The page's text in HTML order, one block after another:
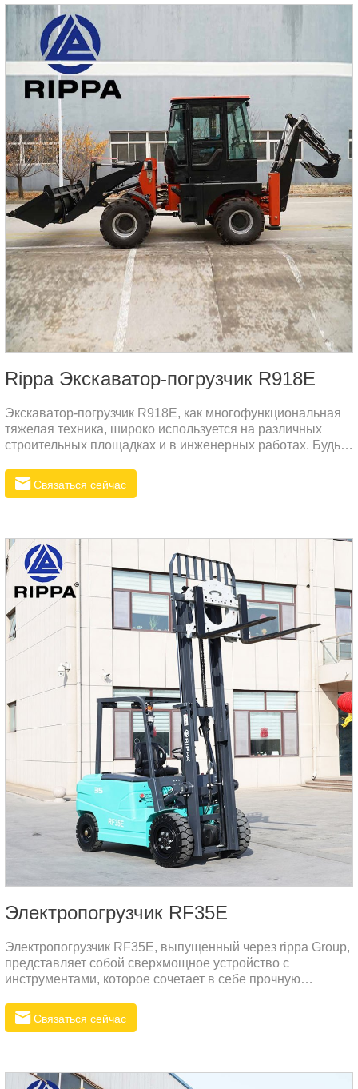
земляные работы и добыча руды, улучшая
производительность работы.Высокая топливная
эффективностьДвигатель Doosan использует передовые
технологии топливного сжигания, обеспечивая отличную
экономию топлива.
Rippa Экскаватор-погрузчик R918E
Экскаватор-погрузчик R918E, как многофункциональная
тяжелая техника, широко используется на различных
строительных площадках и в инженерных работах. Будь
строительство, реконструкция сельскохозяйственных
угодий или строительство водохозяйственных объектов,
эксплуатационными потребностями благодаря своим
мощным функциям и гибкости.
Связаться сейчас
Электропогрузчик RF35E
Электропогрузчик RF35E, выпущенный через rippa Group,
представляет собой сверхмощное устройство с
инструментами, которое сочетает в себе прочную
производительность.
Связаться сейчас